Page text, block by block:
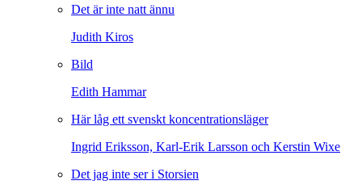
Det är inte natt ännu
Judith Kiros
Bild
Edith Hammar
Här låg ett svenskt koncentrationsläger
Ingrid Eriksson, Karl-Erik Larsson och Kerstin Wixe
Det jag inte ser i Storsien